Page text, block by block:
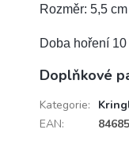
Rozměr: 5,5
Doba hoření
Doplňkové
Kategorie:
EAN: